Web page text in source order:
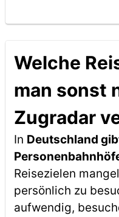
Welche
man sonst
Zugradar
In Deutschland
Reisezielen
persönlich zu
aufwendig,